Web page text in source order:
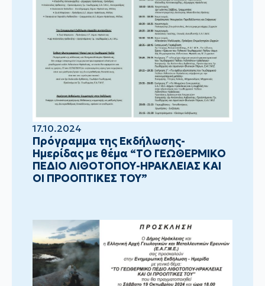
17.10.2024
Πρόγραμμα της Εκδήλωσης-
Ημερίδας με θέμα “ΤΟ ΓΕΩΘΕΡΜΙΚΟ
ΠΕΔΙΟ ΛΙΘΟΤΟΠΟΥ-ΗΡΑΚΛΕΙΑΣ ΚΑΙ
ΟΙ ΠΡΟΟΠΤΙΚΕΣ ΤΟΥ”